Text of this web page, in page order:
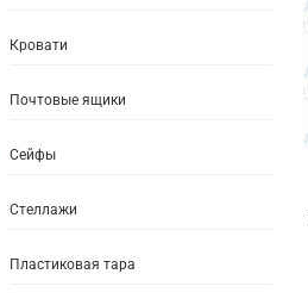
Кровати
Почтовые ящики
Сейфы
Стеллажи
Пластиковая тара